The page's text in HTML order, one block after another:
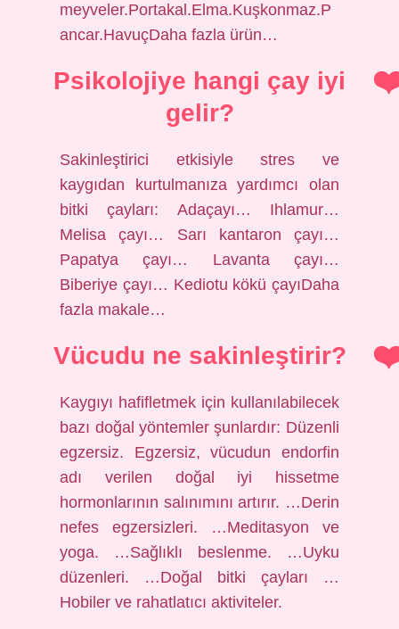
meyveler.Portakal.Elma.Kuşkonmaz.P
ancar.HavuçDaha fazla ürün…
Psikolojiye hangi çay iyi
gelir?
Sakinleştirici etkisiyle stres ve
kaygıdan kurtulmanıza yardımcı olan
bitki çayları: Adaçayı… Ihlamur…
Melisa çayı… Sarı kantaron çayı…
Papatya çayı… Lavanta çayı…
Biberiye çayı… Kediotu kökü çayıDaha
fazla makale…
Vücudu ne sakinleştirir?
Kaygıyı hafifletmek için kullanılabilecek
bazı doğal yöntemler şunlardır: Düzenli
egzersiz. Egzersiz, vücudun endorfin
adı verilen doğal iyi hissetme
hormonlarının salınımını artırır. …Derin
nefes egzersizleri. …Meditasyon ve
yoga. …Sağlıklı beslenme. …Uyku
düzenleri. …Doğal bitki çayları …
Hobiler ve rahatlatıcı aktiviteler.